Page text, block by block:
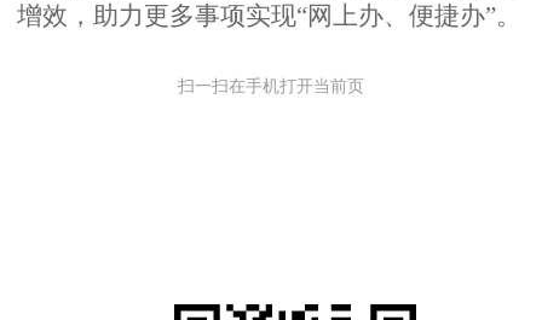
增效， 助力更多事项实现“网上办、便捷办”。
扫一扫在手机打开当前页